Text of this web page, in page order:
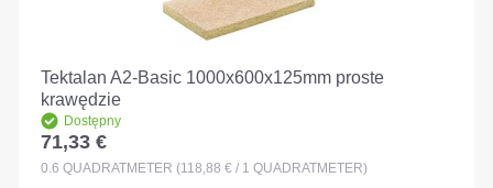
Tektalan A2-Basic 1000x600x125mm proste
krawędzie
Dostępny
Cena regularna:
71,33 €
0.6 QUADRATMETER (118,88 € / 1 QUADRATMETER)